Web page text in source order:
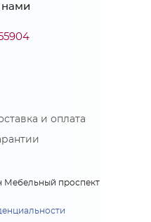
нами
и оплата
Мебельный проспект